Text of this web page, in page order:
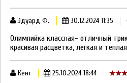
Эдуард Ф. 30.12.2024 11:35
Олимпийка классная- отличный
красивая расцветка, легкая и
Кент 25.10.2024 18:44